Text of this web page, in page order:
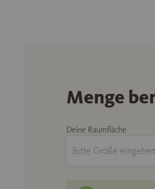
Menge
Deine Raumfläche